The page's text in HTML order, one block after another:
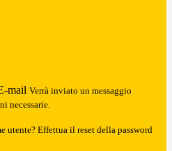
mail Verrà inviato un messaggio
necessarie.
utente? Effettua il reset della password